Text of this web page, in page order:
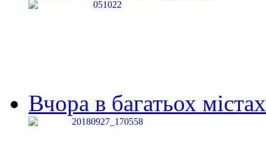
Вчора в багатьох